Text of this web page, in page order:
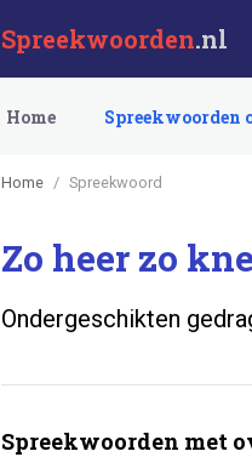
Spreekwoorden.nl
Home Spreekwoorden
Home Spreekwoord
Zo heer zo
Ondergeschikten
Spreekwoorden met